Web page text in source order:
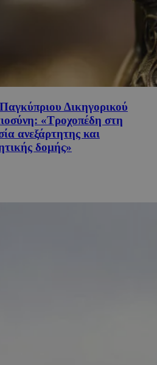
Δικηγορικού
«Τροχοπέδη στη
ανεξάρτητης και
δομής»